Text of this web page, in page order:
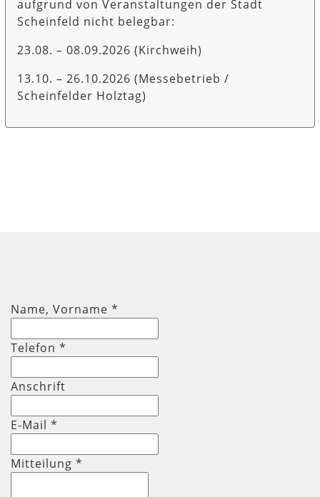
aufgrund von Veranstaltungen der Stadt
Scheinfeld nicht belegbar:
23.08. – 08.09.2026 (Kirchweih)
13.10. – 26.10.2026 (Messebetrieb /
Scheinfelder Holztag)
Name, Vorname *
Telefon *
Anschrift
E-Mail *
Mitteilung *